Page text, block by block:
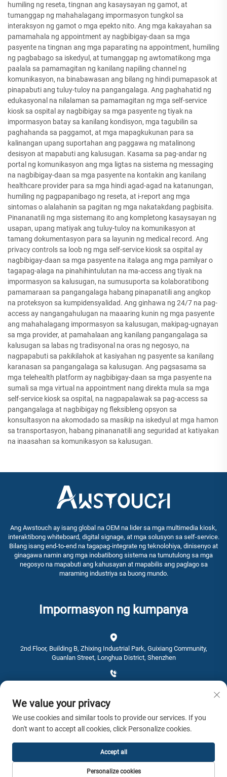
humiling ng reseta, tingnan ang kasaysayan ng gamot, at
tumanggap ng mahahalagang impormasyon tungkol sa
interaksyon ng gamot o mga epekto nito. Ang mga kakayahan sa
pamamahala ng appointment ay nagbibigay-daan sa mga
pasyente na tingnan ang mga paparating na appointment, humiling
ng pagbabago sa iskedyul, at tumanggap ng awtomatikong mga
paalala sa pamamagitan ng kanilang napiling channel ng
komunikasyon, na binabawasan ang bilang ng hindi pumapasok at
pinapabuti ang tuluy-tuloy na pangangalaga. Ang paghahatid ng
edukasyonal na nilalaman sa pamamagitan ng mga self-service
kiosk sa ospital ay nagbibigay sa mga pasyente ng tiyak na
impormasyon batay sa kanilang kondisyon, mga tagubilin sa
paghahanda sa paggamot, at mga mapagkukunan para sa
kalinangan upang suportahan ang paggawa ng matalinong
desisyon at mapabuti ang kalusugan. Kasama sa pag-andar ng
portal ng komunikasyon ang mga ligtas na sistema ng messaging
na nagbibigay-daan sa mga pasyente na kontakin ang kanilang
healthcare provider para sa mga hindi agad-agad na katanungan,
humiling ng pagpapanibago ng reseta, at i-report ang mga
sintomas o alalahanin sa pagitan ng mga nakatakdang pagbisita.
Pinananatili ng mga sistemang ito ang kompletong kasaysayan ng
usapan, upang matiyak ang tuluy-tuloy na komunikasyon at
tamang dokumentasyon para sa layunin ng medical record. Ang
privacy controls sa loob ng mga self-service kiosk sa ospital ay
nagbibigay-daan sa mga pasyente na italaga ang mga pamilyar o
tagapag-alaga na pinahihintulutan na ma-access ang tiyak na
impormasyon sa kalusugan, na sumusuporta sa kolaboratibong
pamamaraan sa pangangalaga habang pinapanatili ang angkop
na proteksyon sa kumpidensyalidad. Ang ginhawa ng 24/7 na pag-
access ay nangangahulugan na maaaring kunin ng mga pasyente
ang mahahalagang impormasyon sa kalusugan, makipag-ugnayan
sa mga provider, at pamahalaan ang kanilang pangangalaga sa
kalusugan sa labas ng tradisyonal na oras ng negosyo, na
nagpapabuti sa pakikilahok at kasiyahan ng pasyente sa kanilang
karanasan sa pangangalaga sa kalusugan. Ang pagsasama sa
mga telehealth platform ay nagbibigay-daan sa mga pasyente na
sumali sa mga virtual na appointment nang direkta mula sa mga
self-service kiosk sa ospital, na nagpapalawak sa pag-access sa
pangangalaga at nagbibigay ng fleksibleng opsyon sa
konsultasyon na akomodado sa masikip na iskedyul at mga hamon
sa transportasyon, habang pinananatili ang seguridad at katiyakan
na inaasahan sa komunikasyon sa kalusugan.
Ang Awstouch ay isang global na OEM na lider sa mga multimedia kiosk,
interaktibong whiteboard, digital signage, at mga solusyon sa self-service.
Bilang isang end-to-end na tagapag-integrate ng teknolohiya, dinisenyo at
ginagawa namin ang mga inobatibong sistema na tumutulong sa mga
negosyo na mapabuti ang kahusayan at mapabilis ang paglago sa
maraming industriya sa buong mundo.
Impormasyon ng kumpanya
2nd Floor, Building B, Zhixing Industrial Park, Guixiang Community,
Guanlan Street, Longhua District, Shenzhen
[email protected]
Copyright © 2026 AWSTOUCH Lahat ng karapatan ay nakareserba. -
Patakaran sa Pagkapribado
We value your privacy
We use cookies and similar tools to provide our services. If you
don't want to accept all cookies, click Personalize cookies.
Personalize cookies
Accept all